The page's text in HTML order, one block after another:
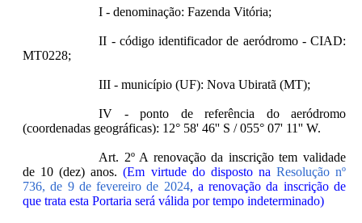
I - denominação: Fazenda Vitória;
II - código identificador de aeródromo - CIAD:
MT0228;
III - município (UF): Nova Ubiratã (MT);
IV - ponto de referência do aeródromo
(coordenadas geográficas): 12° 58' 46'' S / 055° 07' 11'' W.
Art. 2º A renovação da inscrição tem validade
de 10 (dez) anos.(Em virtude do disposto na Resolução nº
736, de 9 de fevereiro de 2024, a renovação da inscrição de
que trata esta Portaria será válida por tempo indeterminado)